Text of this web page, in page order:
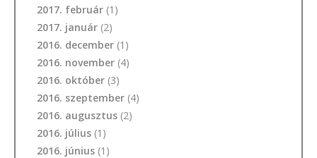
2017. február (1)
2017. január (2)
2016. december (1)
2016. november (4)
2016. október (3)
2016. szeptember (4)
2016. augusztus (2)
2016. július (1)
2016. június (1)